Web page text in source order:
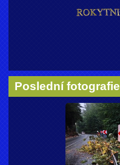
Poslední fotografie